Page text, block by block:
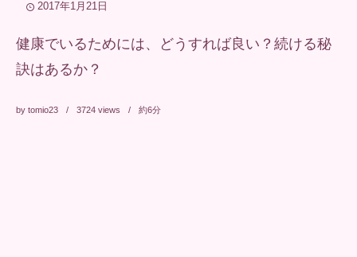
2017年1月21日
健康でいるためには、どうすれば良い？続ける秘
訣はあるか？
by tomio23 3724 views 約6分